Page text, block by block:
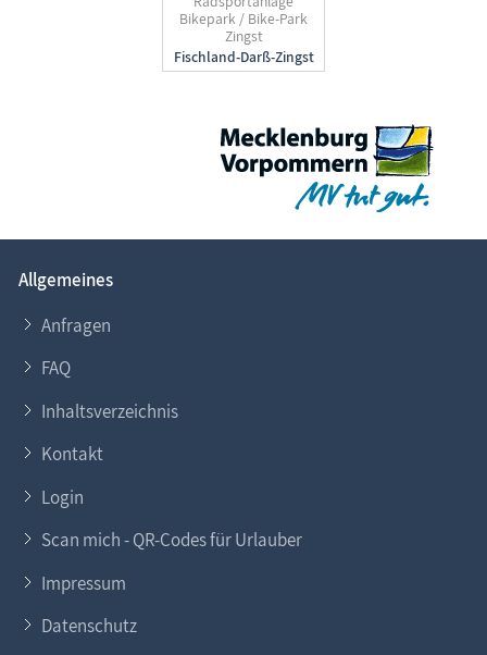
Bikepark / Bike-Park
Zingst
Allgemeines
Anfragen
FAQ
Inhaltsverzeichnis
Kontakt
Login
Scan mich - QR-Codes für Urlauber
Impressum
Datenschutz